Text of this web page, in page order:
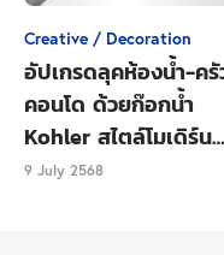
ธอส.<< คำนวณก่อนเ
คอนโดได้อย่างสบายใ
คล่องมือ!
Creative / Decoration
อัปเกรดลุคห้องน้ำ-ครั
คอนโด ด้วยก๊อกน้ำ
Kohler สไตล์โมเดิร์น
เรียบหรู
9 July 2568